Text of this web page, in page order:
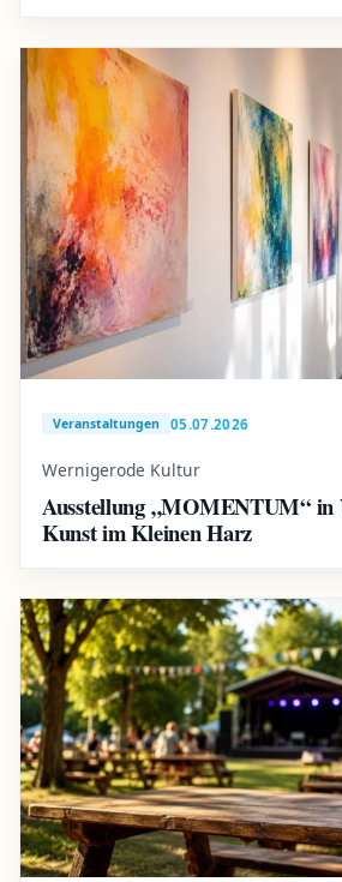
Veranstaltungen 05.07.2026
Wernigerode Kultur
Ausstellung „MOMENTUM“ in
Kunst im Kleinen Harz